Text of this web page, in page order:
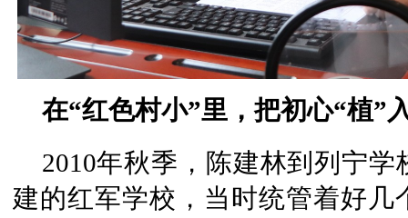
在“红色村小”里，把初心“植”
2010年秋季，陈建林到列宁
建的红军学校，当时统管着好